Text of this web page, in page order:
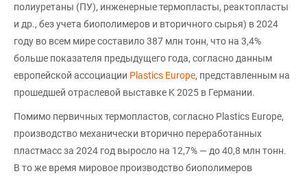
полиуретаны (ПУ), инженерные термопласты, реактопласты
и др., без учета биополимеров и вторичного сырья) в 2024
году во всем мире составило 387 млн тонн, что на 3,4%
больше показателя предыдущего года, согласно данным
европейской ассоциации Plastics Europe, представленным на
прошедшей отраслевой выставке K 2025 в Германии.
Помимо первичных термопластов, согласно Plastics Europe,
производство механически вторично переработанных
пластмасс за 2024 год выросло на 12,7% — до 40,8 млн тонн.
В то же время мировое производство биополимеров